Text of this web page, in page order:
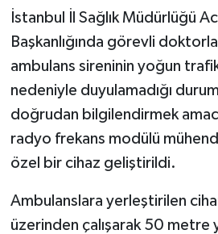
İstanbul İl Sağlık Müdürlüğü
Başkanlığında görevli
ambulans sireninin yoğun
nedeniyle duyulamadığı
doğrudan bilgilendirmek
radyo frekans modülü
özel bir cihaz geliştirildi.
Ambulanslara yerleştirilen
üzerinden çalışarak 50 metre